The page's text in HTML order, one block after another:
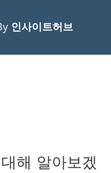
인사이트허브
해 알아보겠